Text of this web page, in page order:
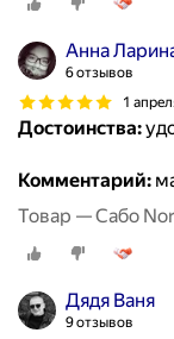
Анна
6 отзывов
1
Достоинства:
Комментарий:
Товар — Сабо
Дядя Ваня
9 отзывов